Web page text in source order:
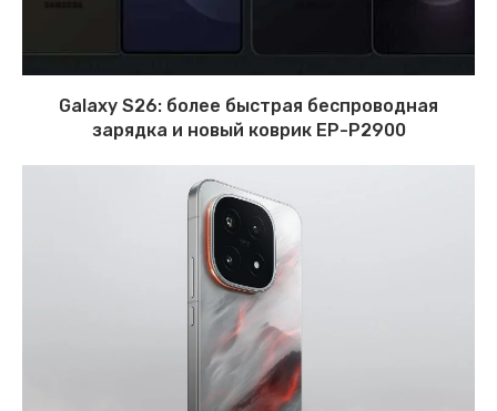
Galaxy S26: более быстрая беспроводная
зарядка и новый коврик EP-P2900